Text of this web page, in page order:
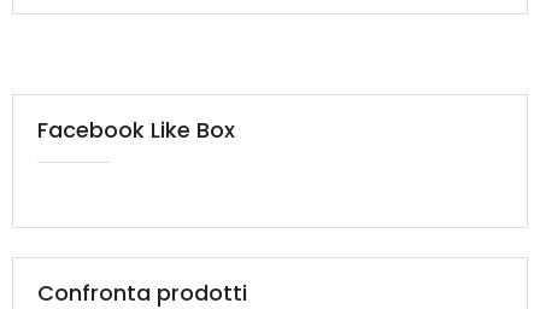
Facebook Like Box
Confronta prodotti